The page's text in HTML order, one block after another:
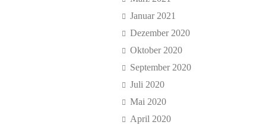
Januar 2021
Dezember 2020
Oktober 2020
September 2020
Juli 2020
Mai 2020
April 2020